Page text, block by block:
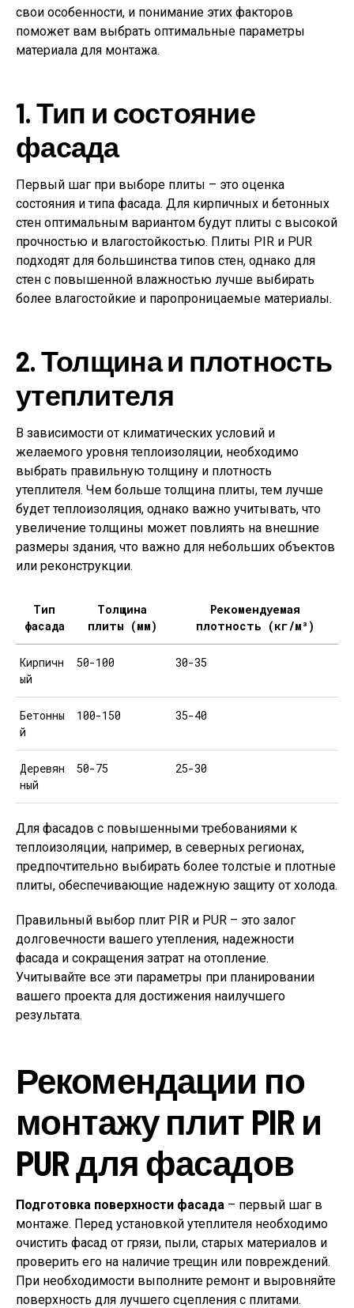
свои особенности, и понимание этих факторов
поможет вам выбрать оптимальные параметры
материала для монтажа.
1. Тип и состояние
фасада
Первый шаг при выборе плиты – это оценка
состояния и типа фасада. Для кирпичных и бетонных
стен оптимальным вариантом будут плиты с высокой
прочностью и влагостойкостью. Плиты PIR и PUR
подходят для большинства типов стен, однако для
стен с повышенной влажностью лучше выбирать
более влагостойкие и паропроницаемые материалы.
2. Толщина и плотность
утеплителя
В зависимости от климатических условий и
желаемого уровня теплоизоляции, необходимо
выбрать правильную толщину и плотность
утеплителя. Чем больше толщина плиты, тем лучше
будет теплоизоляция, однако важно учитывать, что
увеличение толщины может повлиять на внешние
размеры здания, что важно для небольших объектов
или реконструкции.
Тип
фасада
Толщина
плиты (мм)
Рекомендуемая
плотность (кг/м³)
Кирпичн
ый
50-100 30-35
Бетонны
й
100-150 35-40
Деревян
ный
50-75 25-30
Для фасадов с повышенными требованиями к
теплоизоляции, например, в северных регионах,
предпочтительно выбирать более толстые и плотные
плиты, обеспечивающие надежную защиту от холода.
Правильный выбор плит PIR и PUR – это залог
долговечности вашего утепления, надежности
фасада и сокращения затрат на отопление.
Учитывайте все эти параметры при планировании
вашего проекта для достижения наилучшего
результата.
Рекомендации по
монтажу плит PIR и
PUR для фасадов
Подготовка поверхности фасада – первый шаг в
монтаже. Перед установкой утеплителя необходимо
очистить фасад от грязи, пыли, старых материалов и
проверить его на наличие трещин или повреждений.
При необходимости выполните ремонт и выровняйте
поверхность для лучшего сцепления с плитами.